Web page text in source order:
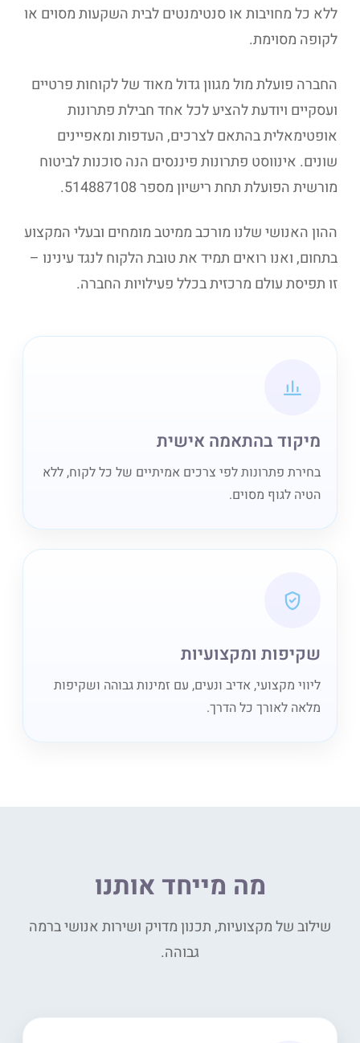
ללא כל מחויבות או סנטימנטים לבית השקעות מסוים או
לקופה מסוימת.
החברה פועלת מול מגוון גדול מאוד של לקוחות פרטיים
ועסקיים ויודעת להציע לכל אחד חבילת פתרונות
אופטימאלית בהתאם לצרכים, העדפות ומאפיינים
שונים. אינווסט פתרונות פיננסים הנה סוכנות לביטוח
מורשית הפועלת תחת רישיון מספר 514887108.
ההון האנושי שלנו מורכב ממיטב מומחים ובעלי המקצוע
בתחום, ואנו רואים תמיד את טובת הלקוח לנגד עינינו –
זו תפיסת עולם מרכזית בכלל פעילויות החברה.
מיקוד בהתאמה אישית
בחירת פתרונות לפי צרכים אמיתיים של כל לקוח, ללא
הטיה לגוף מסוים.
שקיפות ומקצועיות
ליווי מקצועי, אדיב ונעים, עם זמינות גבוהה ושקיפות
מלאה לאורך כל הדרך.
מה מייחד אותנו
שילוב של מקצועיות, תכנון מדויק ושירות אנושי ברמה
גבוהה.